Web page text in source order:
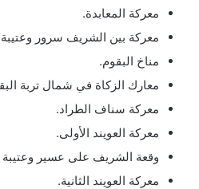
معركة المعابدة.
معركة بين الشريف سرور
مناخ البقوم.
معارك الزكاة في شمال تربة
معركة سناف الطراد.
معركة العويند الأولى.
وقعة الشريف على عسير وعتيبة
معركة العويند الثانية.